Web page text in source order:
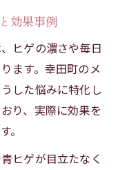
効果事例
ヒゲの濃さや毎日
ます。幸田町のメ
した悩みに特化し
り、実際に効果を
。
ヒゲが目立たなく